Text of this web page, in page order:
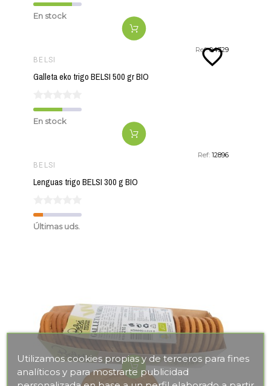
Utilizamos cookies propias y de terceros para fines
analíticos y para mostrarte publicidad
En stock
Ref:04329
BELSI
Galleta eko trigo BELSI 500 gr BIO
En stock
Ref:12896
BELSI
Lenguas trigo BELSI 300 g BIO
Últimas uds.
favorite_border